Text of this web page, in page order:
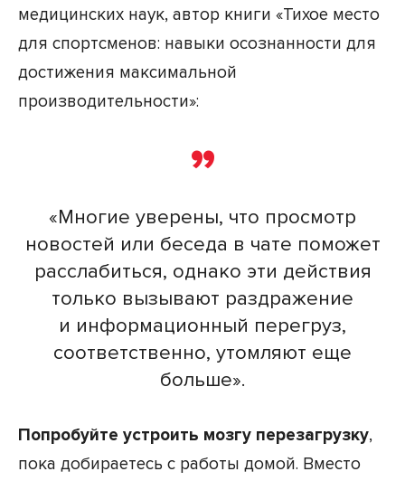
медицинских наук, автор книги «Тихое место
для спортсменов: навыки осознанности для
достижения максимальной
производительности»:
«Многие уверены, что просмотр
новостей или беседа в чате поможет
расслабиться, однако эти действия
только вызывают раздражение
и информационный перегруз,
соответственно, утомляют еще
больше».
Попробуйте устроить мозгу перезагрузку,
пока добираетесь с работы домой. Вместо